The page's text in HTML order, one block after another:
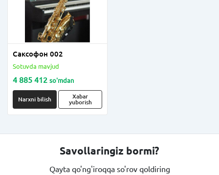
Саксофон 002
Sotuvda mavjud
4 885 412 so'mdan
Narxni bilish
Xabar
yuborish
Savollaringiz bormi?
Qayta qo'ng'iroqqa so'rov qoldiring